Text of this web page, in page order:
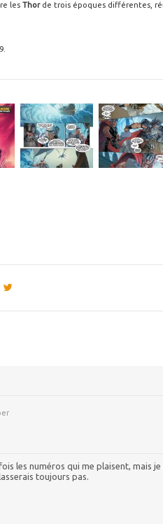
les Thorde trois époques différentes,
les numéros qui me plaisent, mais
toujours pas.